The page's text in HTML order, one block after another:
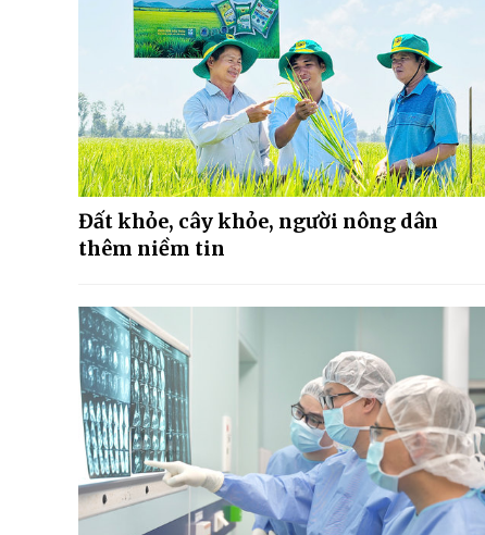
Đất khỏe, cây khỏe, người nông dân
thêm niềm tin